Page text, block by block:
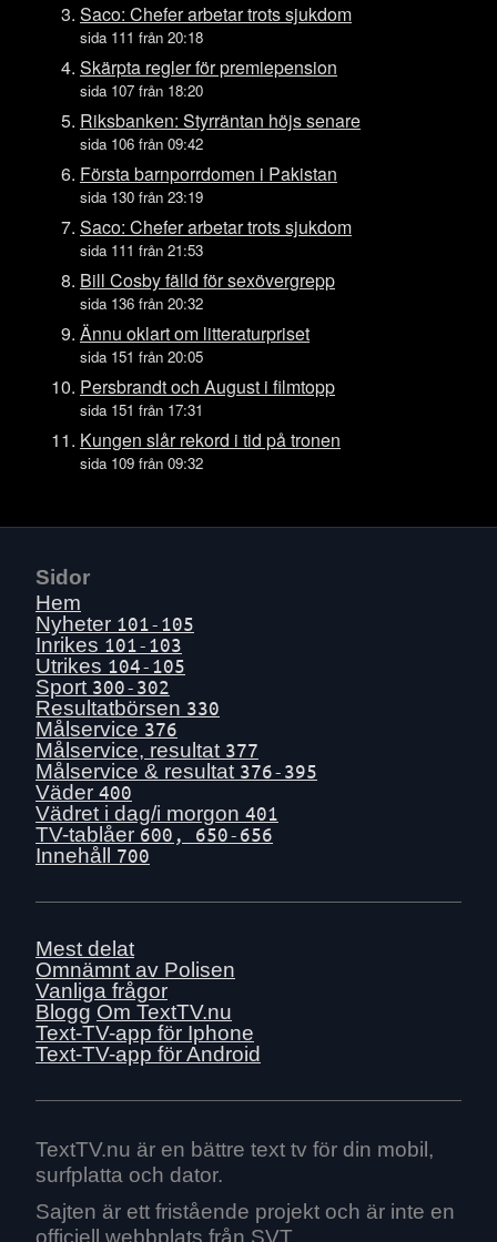
Tors 23 juli
Ons 22 juli
Tis 21 juli
Mån 20 juli
Sön 19 juli
Lör 18 juli
Fre 17 juli
Tors 16 juli
Ons 15 juli
Tis 14 juli
Mån 13 juli
Lör 11 juli
Fre 10 juli
Tors 9 juli
Tis 7 juli
Sön 5 juli
Lör 4 juli
Fre 3 juli
Tors 2 juli
Ons 1 juli
Tis 30 juni
Mån 29 juni
Sön 28 juni
Lör 27 juni
Fre 26 juni
Tors 25 juni
Tis 23 juni
Mån 22 juni
Sön 21 juni
Lör 20 juni
Ons 17 juni
Tis 16 juni
Mån 15 juni
Saco: Chefer arbetar trots sjukdom
sida 111 från 20:18
Skärpta regler för premiepension
sida 107 från 18:20
Riksbanken: Styrräntan höjs senare
sida 106 från 09:42
Första barnporrdomen i Pakistan
sida 130 från 23:19
Saco: Chefer arbetar trots sjukdom
sida 111 från 21:53
Bill Cosby fälld för sexövergrepp
sida 136 från 20:32
Ännu oklart om litteraturpriset
sida 151 från 20:05
Persbrandt och August i filmtopp
sida 151 från 17:31
Kungen slår rekord i tid på tronen
sida 109 från 09:32
Sidor
Hem
Nyheter 101-105
Inrikes 101-103
Utrikes 104-105
Sport 300-302
Resultatbörsen 330
Målservice 376
Målservice, resultat 377
Målservice & resultat 376-395
Väder 400
Vädret i dag/i morgon 401
TV-tablåer 600, 650-656
Innehåll 700
Mest delat
Omnämnt av Polisen
Vanliga frågor
Blogg Om TextTV.nu
Text-TV-app för Iphone
Text-TV-app för Android
TextTV.nu är en bättre text tv för din mobil,
surfplatta och dator.
Sajten är ett fristående projekt och är inte en
officiell webbplats från SVT.